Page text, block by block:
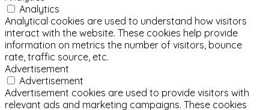
Analytics
Analytical cookies are used to understand how visitors
interact with the website. These cookies help provide
information on metrics the number of visitors, bounce
rate, traffic source, etc.
Advertisement
Advertisement
Advertisement cookies are used to provide visitors with
relevant ads and marketing campaigns. These cookies